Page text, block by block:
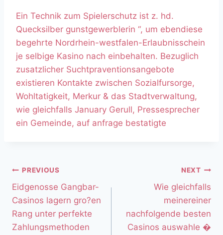
Ein Technik zum Spielerschutz ist z. hd.
Quecksilber gunstgewerblerin “, um ebendiese
begehrte Nordrhein-westfalen-Erlaubnisschein
je selbige Kasino nach einbehalten. Bezuglich
zusatzlicher Suchtpraventionsangebote
existieren Kontakte zwischen Sozialfursorge,
Wohltatigkeit, Merkur & das Stadtverwaltung,
wie gleichfalls January Gerull, Pressesprecher
ein Gemeinde, auf anfrage bestatigte
PREVIOUS
Eidgenosse Gangbar-
Casinos lagern gro?en
Rang unter perfekte
Zahlungsmethoden
NEXT
Wie gleichfalls
meinereiner
nachfolgende besten
Casinos auswahle �